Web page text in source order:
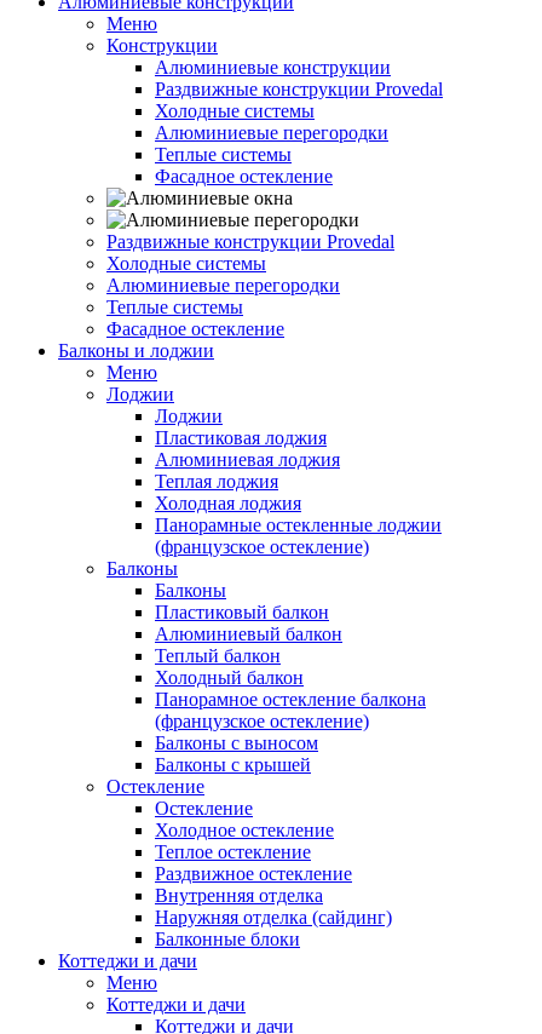
Меню
Конструкции
Алюминиевые конструкции
Раздвижные конструкции Provedal
Холодные системы
Алюминиевые перегородки
Теплые системы
Фасадное остекление
Раздвижные конструкции Provedal
Холодные системы
Алюминиевые перегородки
Теплые системы
Фасадное остекление
Балконы и лоджии
Меню
Лоджии
Лоджии
Пластиковая лоджия
Алюминиевая лоджия
Теплая лоджия
Холодная лоджия
Панорамные остекленные лоджии
(французское остекление)
Балконы
Балконы
Пластиковый балкон
Алюминиевый балкон
Теплый балкон
Холодный балкон
Панорамное остекление балкона
(французское остекление)
Балконы с выносом
Балконы с крышей
Остекление
Остекление
Холодное остекление
Теплое остекление
Раздвижное остекление
Внутренняя отделка
Наружняя отделка (сайдинг)
Балконные блоки
Коттеджи и дачи
Меню
Коттеджи и дачи
Коттеджи и дачи